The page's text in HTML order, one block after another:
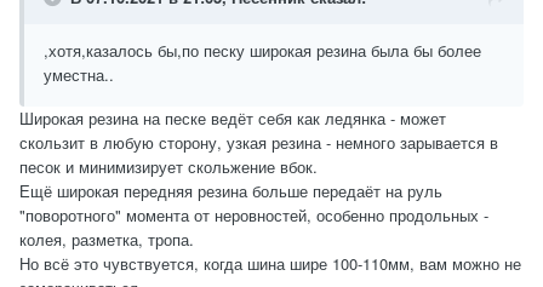
,хотя,казалось бы,по песку широкая резина была бы более
уместна..
Широкая резина на песке ведёт себя как ледянка - может
скользит в любую сторону, узкая резина - немного зарывается в
песок и минимизирует скольжение вбок.
Ещё широкая передняя резина больше передаёт на руль
"поворотного" момента от неровностей, особенно продольных -
колея, разметка, тропа.
Но всё это чувствуется, когда шина шире 100-110мм, вам можно не